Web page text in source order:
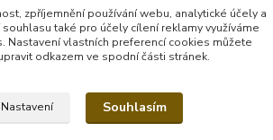
zpříjemnění používání webu, analytické účely a
také pro účely cílení reklamy využíváme
Nastavení vlastních preferencí cookies můžete
odkazem ve spodní části stránek.
Nastavení Souhlasím